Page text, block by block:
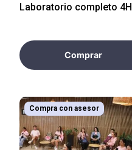
Laboratorio completo 4H
Comprar
Compra con asesor